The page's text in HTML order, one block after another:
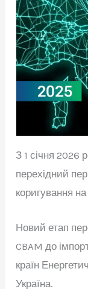
З 1 січня 2026
перехідний
коригування
Новий етап
CBAM до
країн
Україна.